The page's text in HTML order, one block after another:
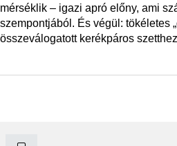
mérséklik – igazi apró előny, ami
szempontjából. És végül: tökéletes
összeválogatott kerékpáros